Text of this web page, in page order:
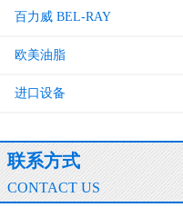
百力威 BEL-RAY
欧美油脂
进口设备
联系方式
CONTACT US